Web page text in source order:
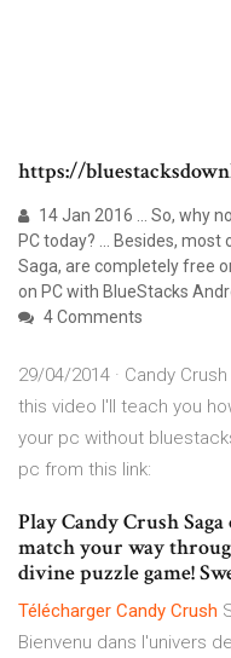
https://
14 Jan 2016 ... So, why
PC today? ... Besides,
Saga, are completely free
on PC with BlueStacks
4 Comments
29/04/2014 · Candy
this video I'll teach you
your pc without
pc from this link:
Play Candy Crush
match your way
divine puzzle game!
Télécharger Candy Crush
Bienvenu dans l'univers